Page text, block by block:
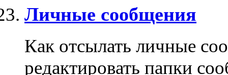
Личные сообщения
Как отсылать личные
редактировать папки